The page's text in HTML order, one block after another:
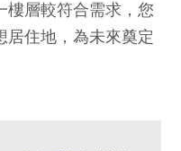
樓層較符合需求，您
居住地，為未來奠定